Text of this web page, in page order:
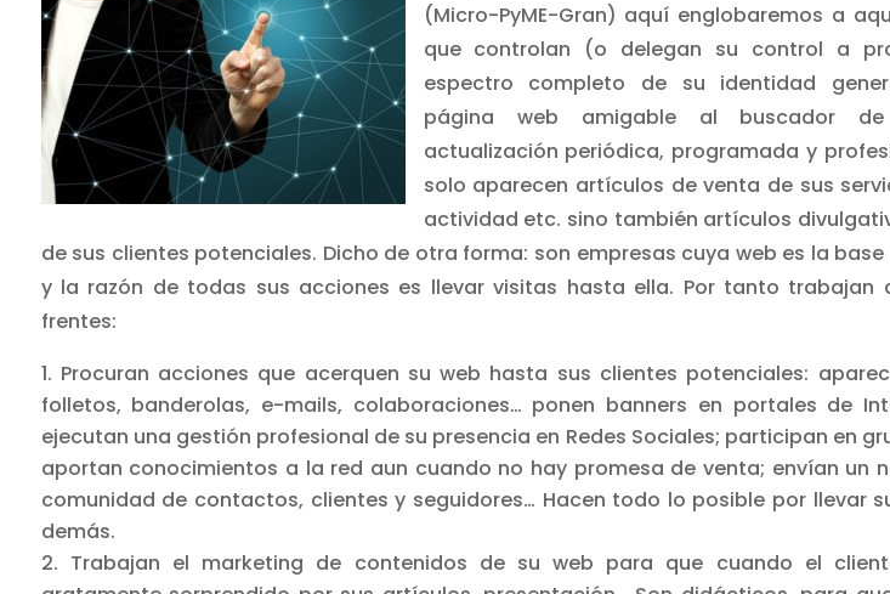
(Micro-PyME-Gran) aquí englobaremos a
que controlan (o delegan su control a
espectro completo de su identidad
página web amigable al buscador
actualización periódica, programada y
solo aparecen artículos de venta de sus
actividad etc. sino también artículos
de sus clientes potenciales. Dicho de otra forma: son empresas cuya web es la
y la razón de todas sus acciones es llevar visitas hasta ella. Por tanto trabajan
frentes:
Procuran acciones que acerquen su web hasta sus clientes potenciales:
folletos, banderolas, e-mails, colaboraciones… ponen banners en portales de
ejecutan una gestión profesional de su presencia en Redes Sociales; participan en
aportan conocimientos a la red aun cuando no hay promesa de venta; envían un
comunidad de contactos, clientes y seguidores… Hacen todo lo posible por llevar
demás.
Trabajan el marketing de contenidos de su web para que cuando el